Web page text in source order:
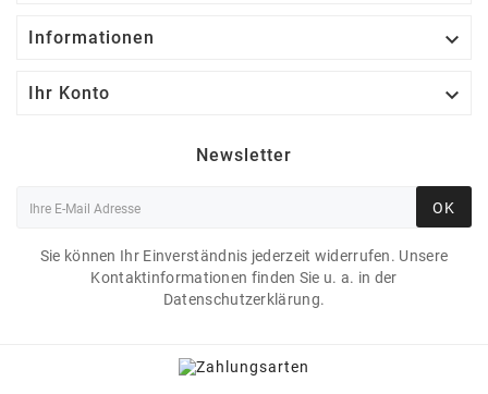
Informationen 
Ihr Konto 
Newsletter
OK
Sie können Ihr Einverständnis jederzeit widerrufen. Unsere
Kontaktinformationen finden Sie u. a. in der
Datenschutzerklärung.